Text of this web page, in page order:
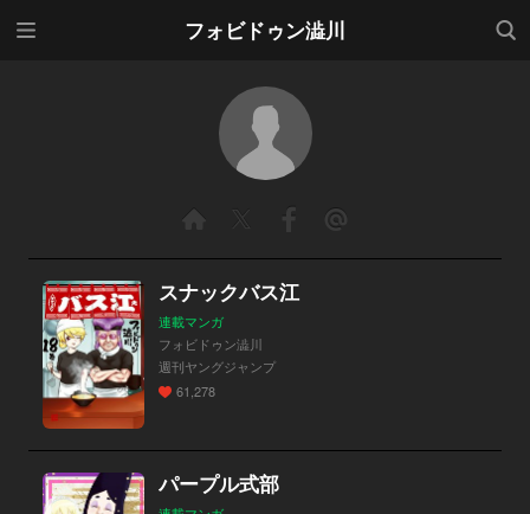
フォビドゥン澁川
検索
スナックバス江
連載マンガ
フォビドゥン澁川
週刊ヤングジャンプ
61,278
パープル式部